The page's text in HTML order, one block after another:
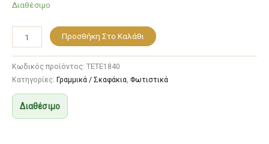
Διαθέσιμο
Προσθήκη Στο Καλάθι
Κωδικός προϊόντος: TETE1840
Κατηγορίες: Γραμμικά / Σκαφάκια, Φωτιστικά
Διαθέσιμο